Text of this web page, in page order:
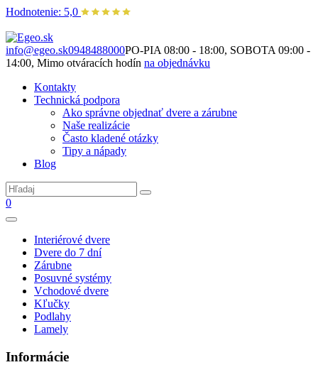
Hodnotenie: 5,0
info@egeo.sk0948488000PO-PIA 08:00 - 18:00, SOBOTA 09:00 -
14:00, Mimo otváracích hodín na objednávku
Kontakty
Technická podpora
Ako správne objednať dvere a zárubne
Naše realizácie
Často kladené otázky
Tipy a nápady
Blog
0
Interiérové dvere
Dvere do 7 dní
Zárubne
Posuvné systémy
Vchodové dvere
Kľučky
Podlahy
Lamely
Informácie